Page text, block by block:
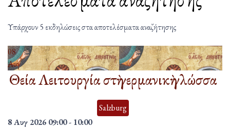
Υπάρχουν 5 εκδηλώσεις στα αποτελέσματα αναζήτησης
08
Αυγ
Θεία Λειτουργία στὴ γερμανικὴ γλώσσα
Salzburg
8 Αυγ 2026 09:00- 10:00